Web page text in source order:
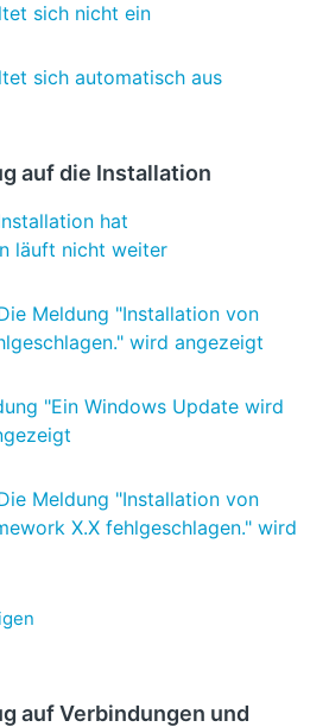
sich nicht ein
sich automatisch aus
auf die Installation
hat
läuft nicht weiter
Meldung "Installation von
wird angezeigt
"Ein Windows Update wird
Meldung "Installation von
X.X fehlgeschlagen." wird
auf Verbindungen und